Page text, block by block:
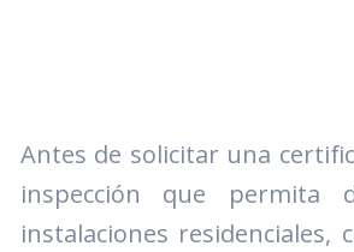
Antes de solicitar una
inspección que permita
instalaciones